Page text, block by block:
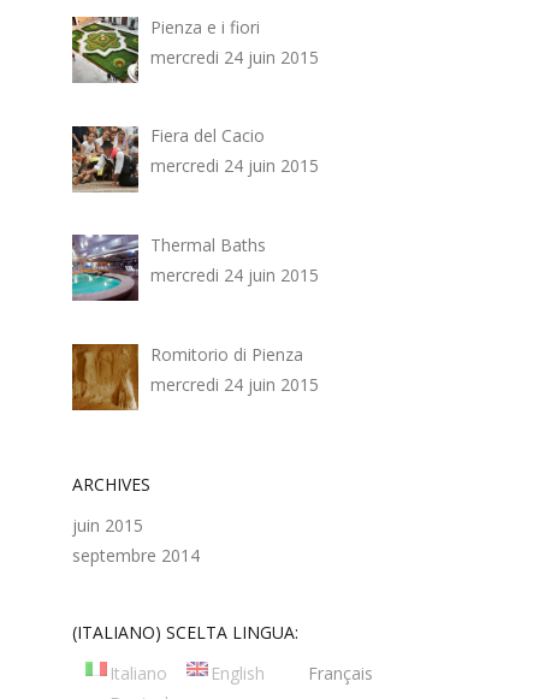
Pienza e i fiori
mercredi 24 juin 2015
Fiera del Cacio
mercredi 24 juin 2015
Thermal Baths
mercredi 24 juin 2015
Romitorio di Pienza
mercredi 24 juin 2015
ARCHIVES
juin 2015
septembre 2014
(ITALIANO) SCELTA LINGUA:
Italiano
English
Français